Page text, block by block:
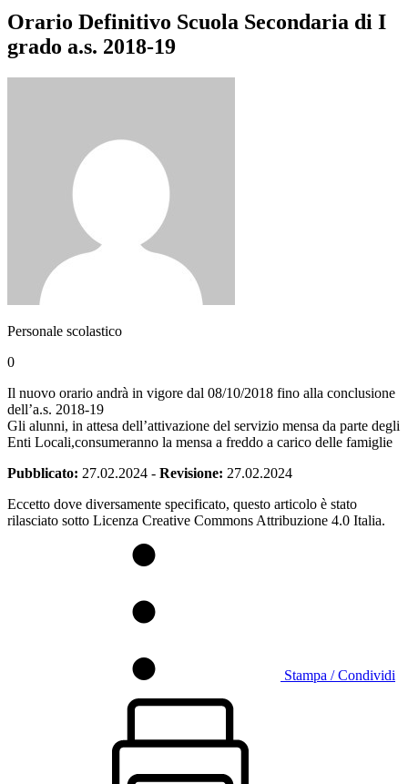
Orario Definitivo Scuola Secondaria di I
grado a.s. 2018-19
Personale scolastico
0
Il nuovo orario andrà in vigore dal 08/10/2018 fino alla conclusione
dell’a.s. 2018-19
Gli alunni, in attesa dell’attivazione del servizio mensa da parte degli
Enti Locali,consumeranno la mensa a freddo a carico delle famiglie
Pubblicato: 27.02.2024 - Revisione: 27.02.2024
Eccetto dove diversamente specificato, questo articolo è stato
rilasciato sotto Licenza Creative Commons Attribuzione 4.0 Italia.
Stampa / Condividi